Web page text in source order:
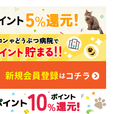
アクア・爬虫類・昆虫
キャットフード
服・おさんぽ用品